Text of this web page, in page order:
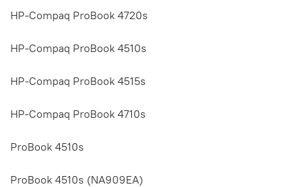
HP-Compaq ProBook 4720s
HP-Compaq ProBook 4510s
HP-Compaq ProBook 4515s
HP-Compaq ProBook 4710s
ProBook 4510s
ProBook 4510s (NA909EA)